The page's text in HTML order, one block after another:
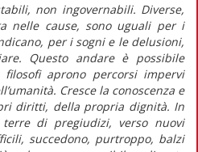
non ingovernabili. Diverse,
nelle cause, sono uguali per i
per i sogni e le delusioni,
Questo andare è possibile
aprono percorsi impervi
Cresce la conoscenza e
diritti, della propria dignità. In
terre di pregiudizi, verso nuovi
succedono, purtroppo, balzi